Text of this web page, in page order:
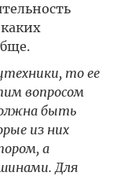
то ее
вопросом
быть
из них
а
Для